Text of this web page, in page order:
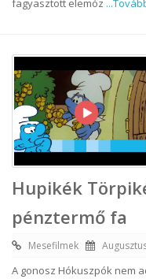
fagyasztott elemóz
Hupikék
pénztermő fa
Mesefilmek
A gonosz Hókuszpók nem